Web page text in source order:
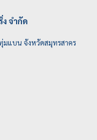
จำกัด
มแบน จังหวัดสมุทรสาคร